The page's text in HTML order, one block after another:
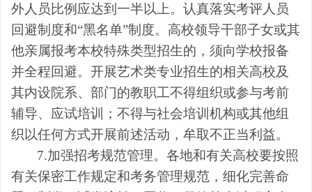
外人员比例应达到一半以上。认真落实考评人员
回避制度和“黑名单”制度。高校领导干部子女或其
他亲属报考本校特殊类型招生的，须向学校报备
并全程回避。开展艺术类专业招生的相关高校及
其内设院系、部门的教职工不得组织或参与考前
辅导、应试培训；不得与社会培训机构或其他组
织以任何方式开展前述活动，牟取不正当利益。
7.加强招考规范管理。各地和有关高校要按照
有关保密工作规定和考务管理规范，细化完善命